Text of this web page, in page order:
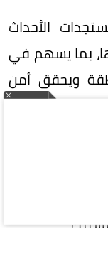
الأحداث
بما يسهم في
ويحقق أمن
ومجالات
الكفيلة
من القضايا